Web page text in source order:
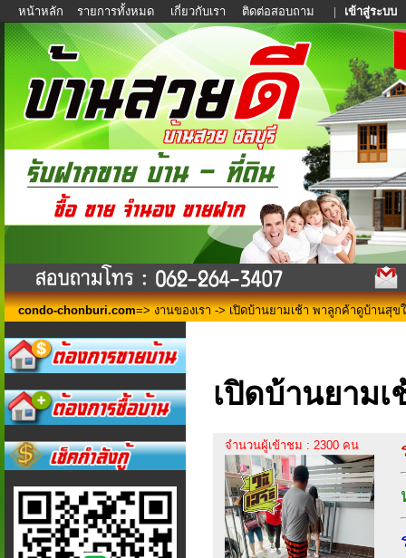
หน้าหลัก รายการทั้งหมด เกี่ยวกับเรา ติดต่อสอบถาม | เข้าสู่ระบบ
condo-chonburi.com=> งานของเรา -> เปิดบ้านยามเช้า พาลูกค้าดูบ้านสุข
เปิดบ้านยาม
จำนวนผู้เข้าชม : 2300 คน